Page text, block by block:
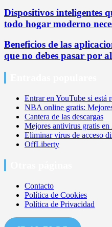
Dispositivos inteligentes
todo hogar moderno
Beneficios de las
que no debes pasar por
Entrar en YouTube si está
NBA online gratis:
Cantera de las descargas
Mejores antivirus gratis
Eliminar virus de acceso
OffLiberty
Contacto
Política de Cookies
Política de Privacidad